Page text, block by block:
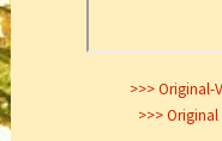
>>> Original-
>>>